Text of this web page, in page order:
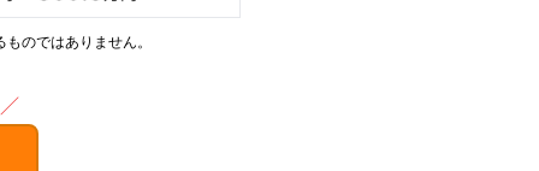
のではありません。
／